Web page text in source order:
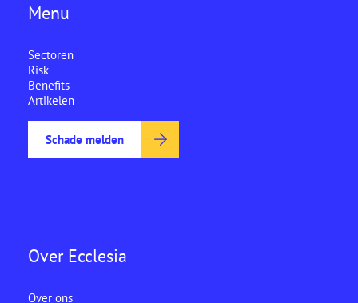
Menu
Sectoren
Risk
Benefits
Artikelen
Schade melden
Over Ecclesia
Over ons